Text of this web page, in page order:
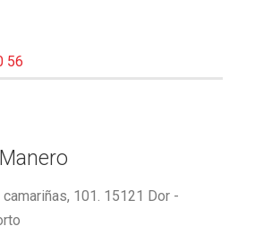
56
101. 15121 Dor -